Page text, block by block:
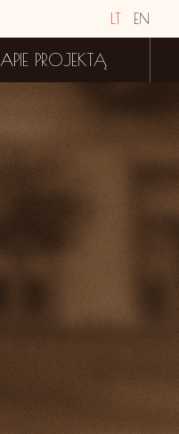
LT EN
APIE PROJEKTĄ